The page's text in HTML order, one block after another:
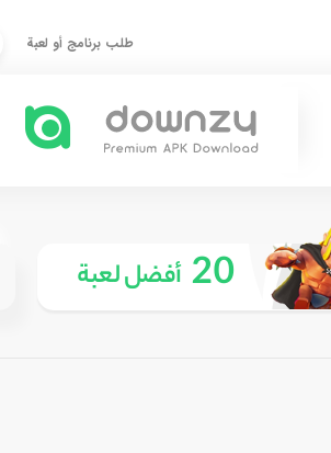
طلب برنامج أو لعبة
20 أفضل لعبة